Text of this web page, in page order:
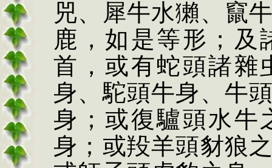
兕、犀牛水獺、竄
鹿，如是等形；及
首，或有蛇頭諸雜
身、駝頭牛身、牛
身；或復驢頭水牛
身；或羖羊頭豺狼